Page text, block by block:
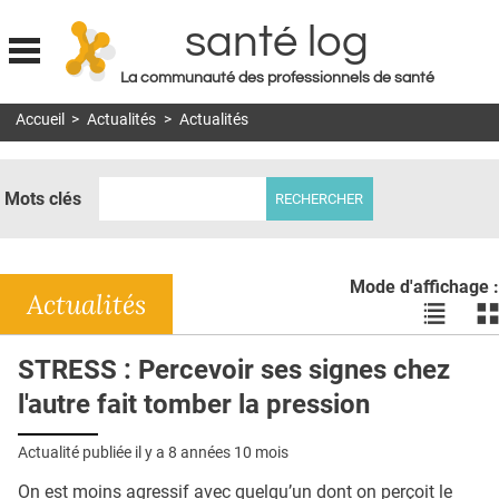
Jump to navigation
santé log
La communauté des professionnels de santé
MON COMPTE
DOSSIERS
RÉSEAUX
E-REVUE SAD
Accueil > Actualités > Actualités
Mots clés
Mode d'affichage :
Voir
les
en
les
Actualités
STRESS : Percevoir ses signes chez
l'autre fait tomber la pression
Actualité publiée il y a 8 années 10 mois
On est moins agressif avec quelqu’un dont on perçoit le